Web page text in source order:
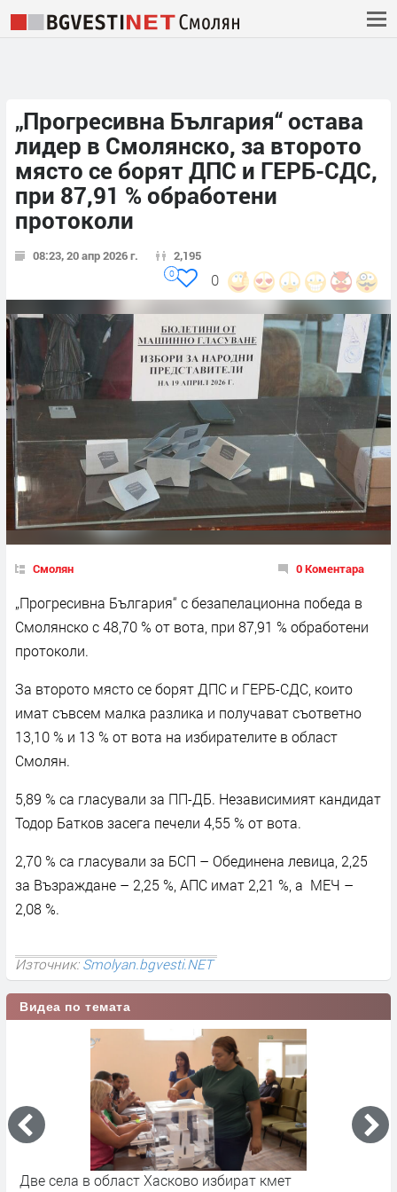
„Прогресивна България“ остава
лидер в Смолянско, за второто
място се борят ДПС и ГЕРБ-СДС,
при 87,91 % обработени
протоколи
08:23, 20 апр 2026 г. 2,195
0
0
Смолян 0 Коментара
„Прогресивна България“ с безапелационна победа в
Смолянско с 48,70 % от вота, при 87,91 % обработени
протоколи.
За второто място се борят ДПС и ГЕРБ-СДС, които
имат съвсем малка разлика и получават съответно
13,10 % и 13 % от вота на избирателите в област
Смолян.
5,89 % са гласували за ПП-ДБ. Независимият кандидат
Тодор Батков засега печели 4,55 % от вота.
2,70 % са гласували за БСП – Обединена левица, 2,25
за Възраждане – 2,25 %, АПС имат 2,21 %, а МЕЧ –
2,08 %.
Източник:Smolyan.bgvesti.NET
Видеа по темата
Две села в област Хасково избират кмет